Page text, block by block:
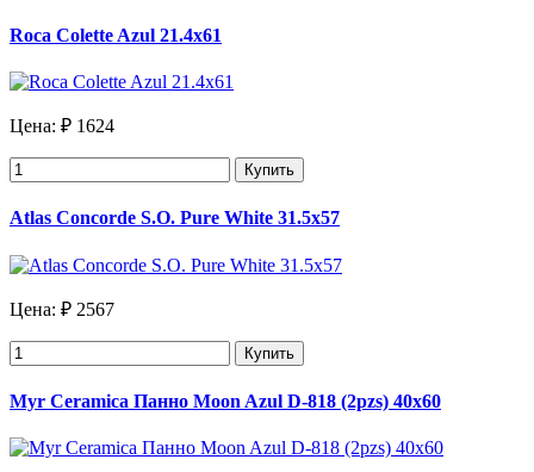
Roca Colette Azul 21.4х61
Цена: ₽ 1624
Купить
Atlas Concorde S.O. Pure White 31.5х57
Цена: ₽ 2567
Купить
Myr Ceramica Панно Moon Azul D-818 (2pzs) 40х60